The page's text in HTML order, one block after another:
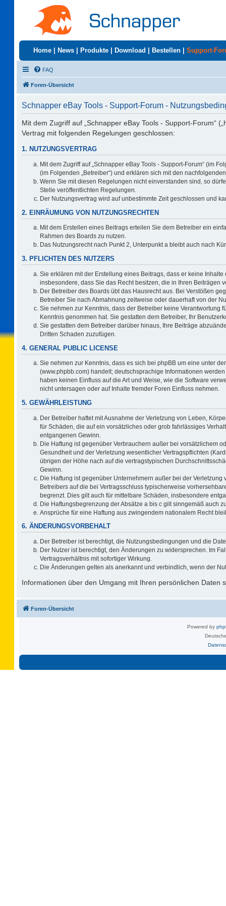
Home News Produkte Download Bestellen Support-
FAQ
Foren-Übersicht
Schnapper eBay Tools - Support-Forum -
Mit dem Zugriff auf „Schnapper eBay Tools - Support-Forum“
Vertrag mit folgenden Regelungen geschlossen:
1. NUTZUNGSVERTRAG
Mit dem Zugriff auf „Schnapper eBay Tools - Support-Forum“ (im
(im Folgenden „Betreiber“) und erklären sich mit den
Wenn Sie mit diesen Regelungen nicht einverstanden sind, so
Stelle veröffentlichten Regelungen.
Der Nutzungsvertrag wird auf unbestimmte Zeit geschlossen und
2. EINRÄUMUNG VON NUTZUNGSRECHTEN
Mit dem Erstellen eines Beitrags erteilen Sie dem Betreiber ein
Rahmen des Boards zu nutzen.
Das Nutzungsrecht nach Punkt 2, Unterpunkt a bleibt auch nach
3. PFLICHTEN DES NUTZERS
Sie erklären mit der Erstellung eines Beitrags, dass er keine
insbesondere, dass Sie das Recht besitzen, die in Ihren Beiträgen
Der Betreiber des Boards übt das Hausrecht aus. Bei Verstößen
Betreiber Sie nach Abmahnung zeitweise oder dauerhaft von der
Sie nehmen zur Kenntnis, dass der Betreiber keine Verantwortung
Kenntnis genommen hat. Sie gestatten dem Betreiber, Ihr
Sie gestatten dem Betreiber darüber hinaus, Ihre Beiträge
Dritten Schaden zuzufügen.
4. GENERAL PUBLIC LICENSE
Sie nehmen zur Kenntnis, dass es sich bei phpBB um eine unter der
(www.phpbb.com) handelt; deutschsprachige Informationen
haben keinen Einfluss auf die Art und Weise, wie die Software
nicht untersagen oder auf Inhalte fremder Foren Einfluss nehmen.
5. GEWÄHRLEISTUNG
Der Betreiber haftet mit Ausnahme der Verletzung von Leben,
für Schäden, die auf ein vorsätzliches oder grob fahrlässiges
entgangenen Gewinn.
Die Haftung ist gegenüber Verbrauchern außer bei vorsätzlichem
Gesundheit und der Verletzung wesentlicher Vertragspflichten
übrigen der Höhe nach auf die vertragstypischen
Gewinn.
Die Haftung ist gegenüber Unternehmern außer bei der
Betreibers auf die bei Vertragsschluss typischerweise
begrenzt. Dies gilt auch für mittelbare Schäden, insbesondere
Die Haftungsbegrenzung der Absätze a bis c gilt sinngemäß auch
Ansprüche für eine Haftung aus zwingendem nationalem Recht
6. ÄNDERUNGSVORBEHALT
Der Betreiber ist berechtigt, die Nutzungsbedingungen und die
Der Nutzer ist berechtigt, den Änderungen zu widersprechen. Im
Vertragsverhältnis mit sofortiger Wirkung.
Die Änderungen gelten als anerkannt und verbindlich, wenn der
Informationen über den Umgang mit Ihren persönlichen Daten
Foren-Übersicht
Powered by